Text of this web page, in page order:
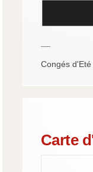
—
Congés d'Eté
Carte